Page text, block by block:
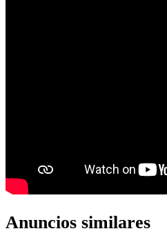
Anuncios similares